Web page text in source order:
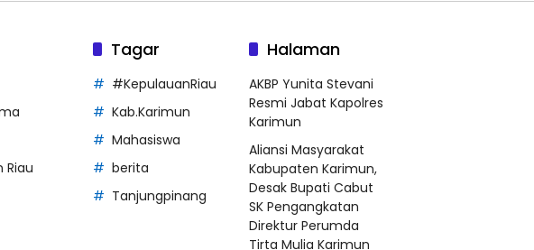
Riau
Tagar
#KepulauanRiau
Kab.Karimun
Mahasiswa
berita
Tanjungpinang
Halaman
AKBP Yunita Stevani
Resmi Jabat Kapolres
Karimun
Aliansi Masyarakat
Kabupaten Karimun,
Desak Bupati Cabut
SK Pengangkatan
Direktur Perumda
Tirta Mulia Karimun